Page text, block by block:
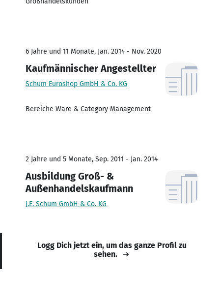
6 Jahre und 11 Monate, Jan. 2014 - Nov. 2020
Kaufmännischer Angestellter
Schum Euroshop GmbH & Co. KG
Bereiche Ware & Category Management
2 Jahre und 5 Monate, Sep. 2011 - Jan. 2014
Ausbildung Groß- &
Außenhandelskaufmann
J.E. Schum GmbH & Co. KG
Logg Dich jetzt ein, um das ganze Profil zu
sehen.